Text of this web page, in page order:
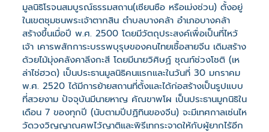
มูลนิธิโรจนสมบูรณ์ธรรมสถาน(เซียนซือ หรือเม่งช่วน) ตั้งอยู่
ในเขตชุมชนพระเจ้าตากสิน ตำบลบางคล้า อำเภอบางคล้า
สร้างขึ้นเมื่อปี พ.ศ. 2500 โดยมีวัตถุประสงค์เพื่อเป็นที่ไหว้
เจ้า เคารพสักการะบรรพบุรุษของคนไทยเชื้อสายจีน เดิมสร้าง
ด้วยไม้มุ่งคลังคาลีงกะสี โดยมีนายวิศิษฏ์ ชุณท์ช่วงโชติ (เห
ล่าไช่ฮวด) เป็นประธานมูลนิธิคนแรกและในวันที่ 30 มกราคม
พ.ศ. 2520 ได้มีการย้ายสถานที่ตั้งและได้ก่อสร้างเป็นรูปแบบ
ที่สวยงาม ปัจจุบันมีนายหาญ คัณขาพโผ เป็นประธานมูกนิธิใน
เดือน 7 ของทุกปี (นับตามปีปฏิทินของจีน) จะมีเทศกาลเซ่นไห
วัดวงวิญญาณศพไว้ญาติและพิรีเทกระจาดให้กับผู้ยากไร้อีก